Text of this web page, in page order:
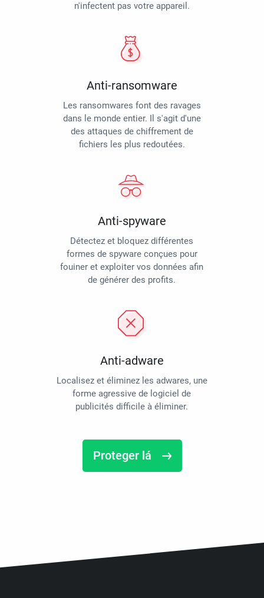
n'infectent pas votre appareil.
Anti-ransomware
Les ransomwares font des ravages
dans le monde entier. Il s'agit d'une
des attaques de chiffrement de
fichiers les plus redoutées.
Anti-spyware
Détectez et bloquez différentes
formes de spyware conçues pour
fouiner et exploiter vos données afin
de générer des profits.
Anti-adware
Localisez et éliminez les adwares, une
forme agressive de logiciel de
publicités difficile à éliminer.
Proteger lá